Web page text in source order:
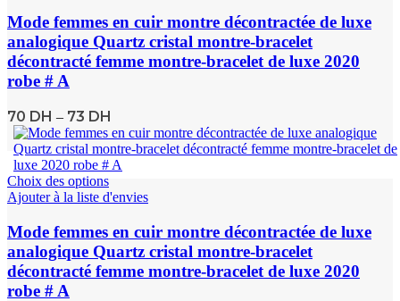
Mode femmes en cuir montre décontractée de luxe
analogique Quartz cristal montre-bracelet
décontracté femme montre-bracelet de luxe 2020
robe # A
70 DH – 73 DH
Choix des options
Ajouter à la liste d'envies
Mode femmes en cuir montre décontractée de luxe
analogique Quartz cristal montre-bracelet
décontracté femme montre-bracelet de luxe 2020
robe # A